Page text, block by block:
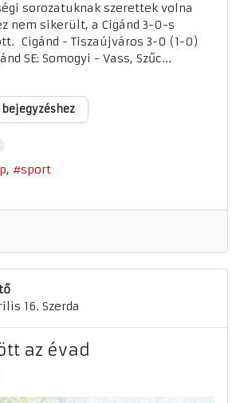
sorozatuknak szerettek volna
nem sikerült, a Cigánd 3-0-s
Cigánd - Tiszaújváros 3-0 (1-0)
SE: Somogyi - Vass, Szűc...
sport
16. Szerda
az évad